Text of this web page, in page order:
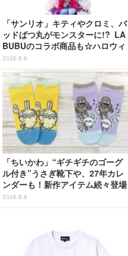
「サンリオ」キティやクロミ、バ
ッドばつ丸がモンスターに!? LA
BUBUのコラボ商品も☆ハロウィ
ーングッズ情報が到着【サンリオ
ピューロランド】
2026.8.8
「ちいかわ」“ギチギチのゴーグ
ル付き”うさぎ靴下や、27年カレ
ンダーも！新作アイテム続々登場
2026.8.9